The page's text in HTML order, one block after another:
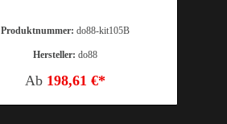
Produktnummer:do88-kit105B
Hersteller:do88
Ab 198,61 €*